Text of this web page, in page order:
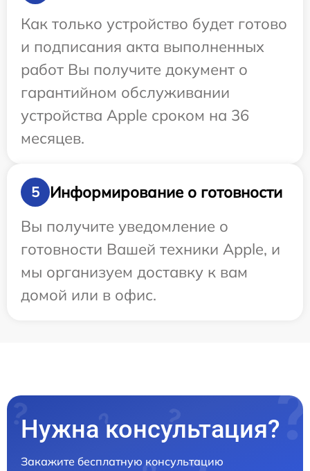
Как только устройство будет готово
и подписания акта выполненных
работ Вы получите документ о
гарантийном обслуживании
устройства Apple сроком на 36
месяцев.
5
Информирование о готовности
Вы получите уведомление о
готовности Вашей техники Apple, и
мы организуем доставку к вам
домой или в офис.
Нужна консультация?
Закажите бесплатную консультацию